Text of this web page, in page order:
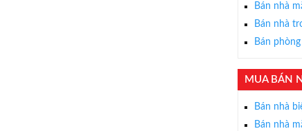
Bán nhà
Bán nhà
Bán
MUA BÁN
Bán nhà
Bán nhà